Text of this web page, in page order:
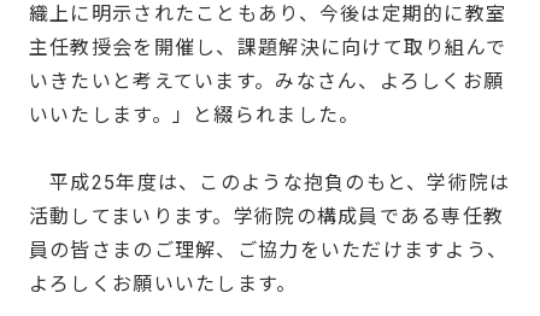
織上に明示されたこともあり、今後は定期的に教室
主任教授会を開催し、課題解決に向けて取り組んで
いきたいと考えています。みなさん、よろしくお願
いいたします。」と綴られました。
平成25年度は、このような抱負のもと、学術院は
活動してまいります。学術院の構成員である専任教
員の皆さまのご理解、ご協力をいただけますよう、
よろしくお願いいたします。